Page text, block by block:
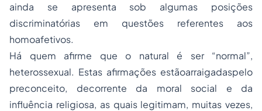
ainda se apresenta sob algumas posições
discriminatórias em questões referentes aos
homoafetivos.
Há quem afirme que o natural é ser “normal”,
heterossexual. Estas afirmações estãoarraigadaspelo
preconceito, decorrente da moral social e da
influência religiosa, as quais legitimam, muitas vezes,